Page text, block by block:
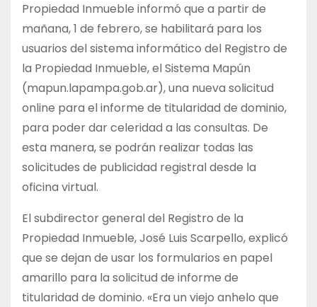
Propiedad Inmueble informó que a partir de
mañana, 1 de febrero, se habilitará para los
usuarios del sistema informático del Registro de
la Propiedad Inmueble, el Sistema Mapún
(mapun.lapampa.gob.ar), una nueva solicitud
online para el informe de titularidad de dominio,
para poder dar celeridad a las consultas. De
esta manera, se podrán realizar todas las
solicitudes de publicidad registral desde la
oficina virtual.
El subdirector general del Registro de la
Propiedad Inmueble, José Luis Scarpello, explicó
que se dejan de usar los formularios en papel
amarillo para la solicitud de informe de
titularidad de dominio. «Era un viejo anhelo que